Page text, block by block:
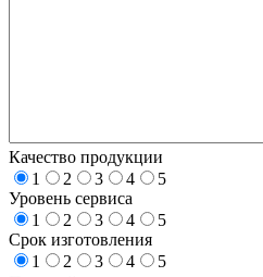
Качество продукции
1
2 3 4
5
Уровень сервиса
1
2 3 4
5
Срок изготовления
1
2 3 4
5